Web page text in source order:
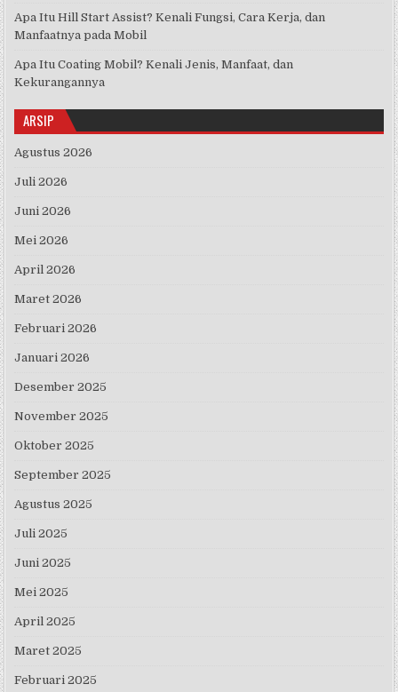
Apa Itu Hill Start Assist? Kenali Fungsi, Cara Kerja, dan
Manfaatnya pada Mobil
Apa Itu Coating Mobil? Kenali Jenis, Manfaat, dan
Kekurangannya
ARSIP
Agustus 2026
Juli 2026
Juni 2026
Mei 2026
April 2026
Maret 2026
Februari 2026
Januari 2026
Desember 2025
November 2025
Oktober 2025
September 2025
Agustus 2025
Juli 2025
Juni 2025
Mei 2025
April 2025
Maret 2025
Februari 2025